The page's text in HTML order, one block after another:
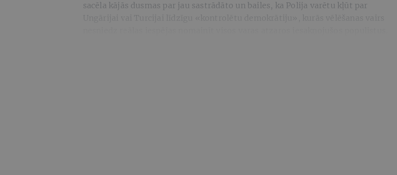
sacēla kājās dusmas par jau sastrādāto un bailes, ka Polija varētu kļūt par
Ungārijai vai Turcijai līdzīgu «kontrolētu demokrātiju», kurās vēlēšanas vairs